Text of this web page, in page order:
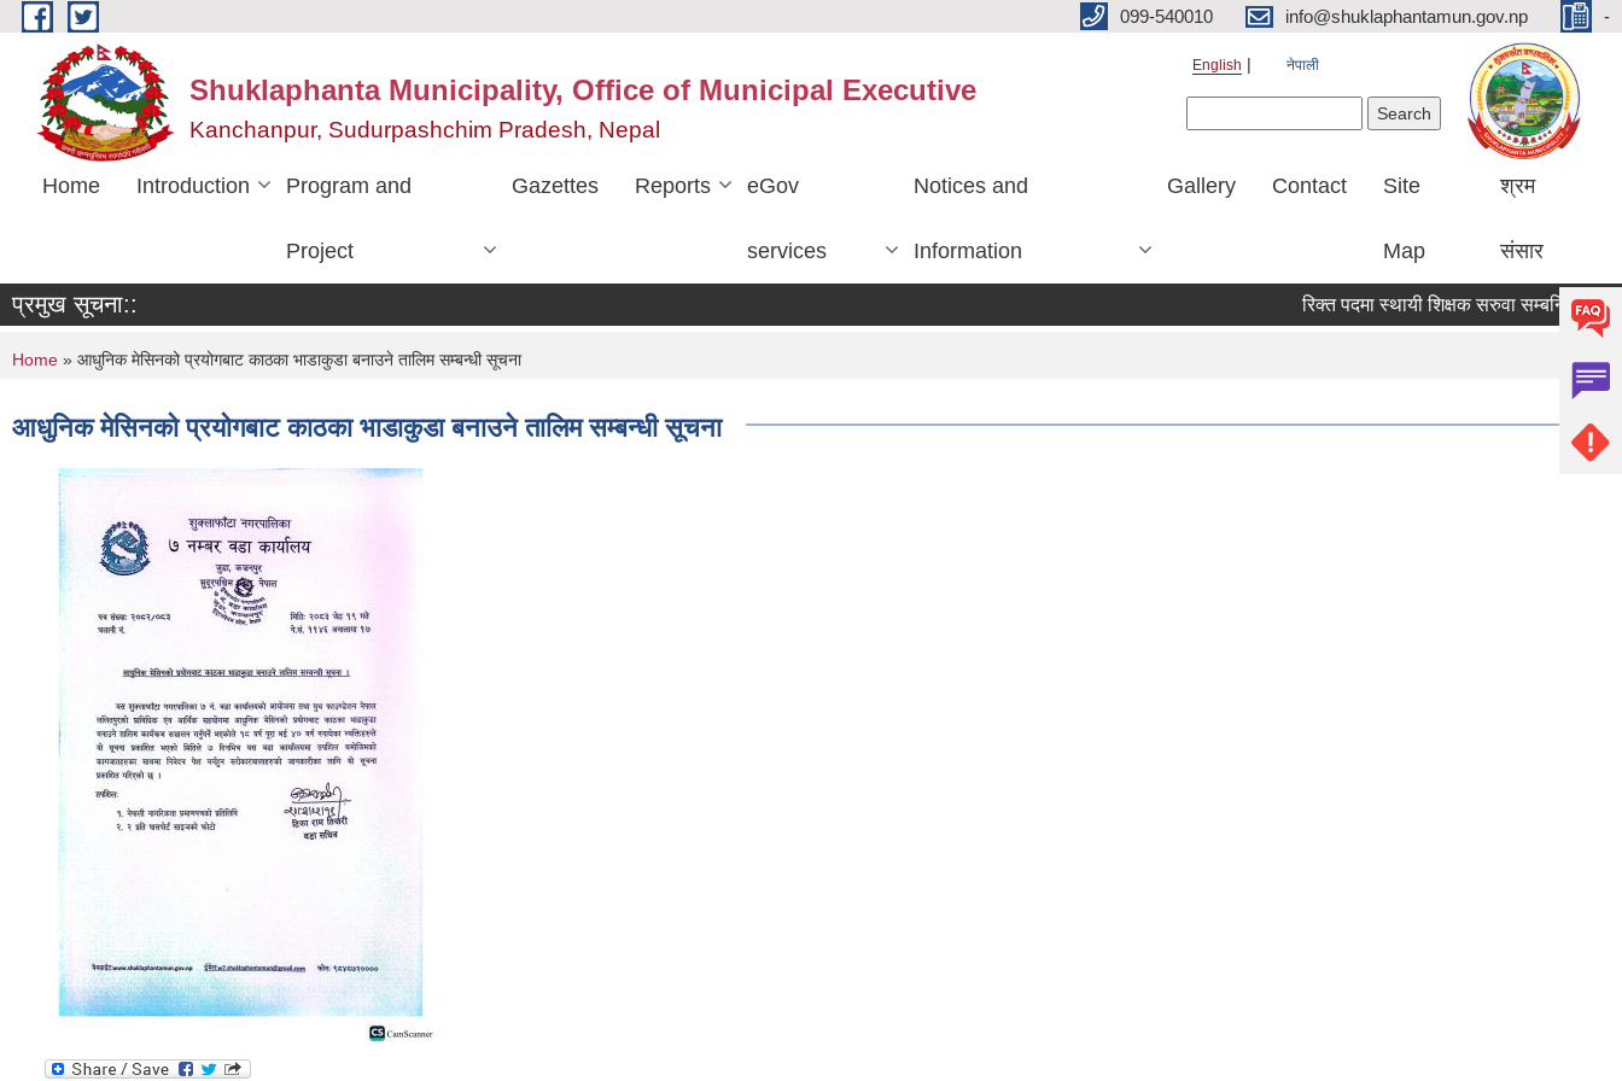
Skip to main content 099-540010 info@shuklaphantamun.gov.np -
Shuklaphanta Municipality, Office of Municipal Executive
Kanchanpur, Sudurpashchim Pradesh, Nepal
English नेपाली
Home Introduction Program and
Project
Gazettes Reports eGov
services
Notices and
Information
Gallery Contact Site
Map
श्रम
संसार
प्रमुख सूचना:: रिक्त पदमा स्थायी शिक्षक सरुवा सम्बन्धि सूचना
You are here
Home » आधुनिक मेसिनको प्रयोगबाट काठका भाडाकुडा बनाउने तालिम सम्बन्धी सूचना
आधुनिक मेसिनको प्रयोगबाट काठका भाडाकुडा बनाउने तालिम सम्बन्धी सूचना